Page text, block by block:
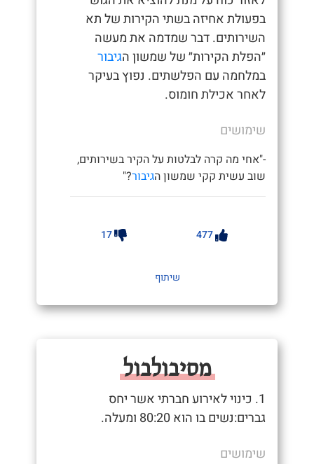
בפעולת אחיזה בשתי הקירות של תא
השירותים. דבר שמדמה את מעשה
״הפלת הקירות״ של שמשון הגיבור
במלחמה עם הפלשתים. נפוץ בעיקר
לאחר אכילת חומוס.
שימושים
-"אחי מה קרה לבלטות על הקיר בשירותים,
שוב עשית קקי שמשון הגיבור?"
477
17
שיתוף
מסיבולבול
1. כינוי לאירוע חברתי אשר יחס
גברים:נשים בו הוא 80:20 ומעלה.
שימושים